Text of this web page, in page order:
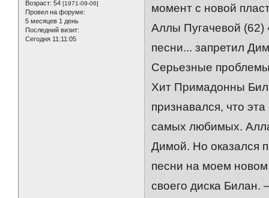
Возраст: 54 [1971-09-06]
Провел на форуме:
5 месяцев 1 день
Последний визит:
Сегодня 11:11:05
момент с новой
Аллы Пугачевой (62)
песни... запретил
Серьезные
Хит Примадонны
признавался, что
самых любимых.
Димой. Но оказался
песни на моем новом
своего диска